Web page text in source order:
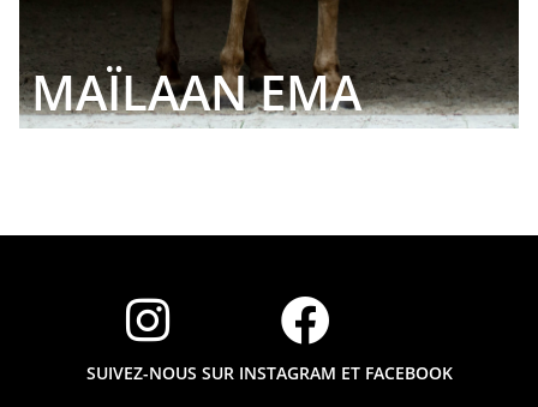
MAÏLAAN EMA
SUIVEZ-NOUS SUR INSTAGRAM ET FACEBOOK